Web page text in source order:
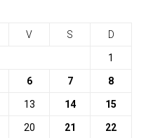
V S D
1
6 7 8
13 14 15
20 21 22